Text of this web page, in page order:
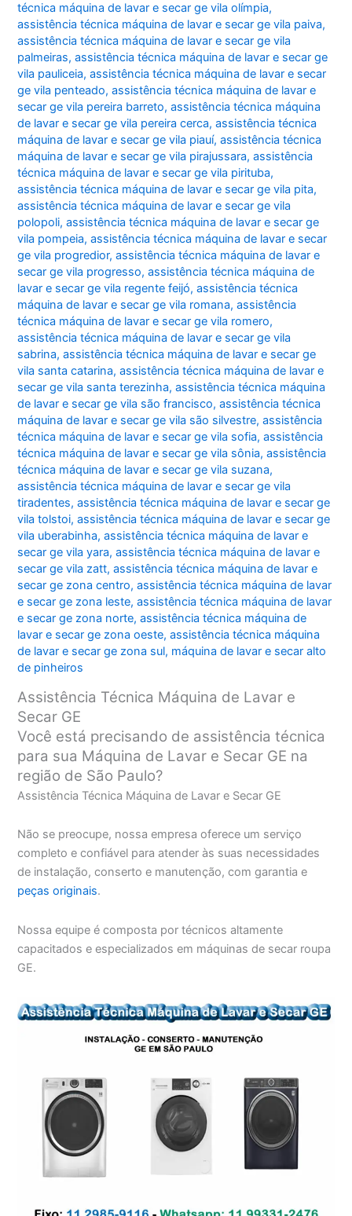
técnica máquina de lavar e secar ge vila olímpia,
assistência técnica máquina de lavar e secar ge vila paiva,
assistência técnica máquina de lavar e secar ge vila
palmeiras,assistência técnica máquina de lavar e secar ge
vila pauliceia,assistência técnica máquina de lavar e secar
ge vila penteado,assistência técnica máquina de lavar e
secar ge vila pereira barreto,assistência técnica máquina
de lavar e secar ge vila pereira cerca,assistência técnica
máquina de lavar e secar ge vila piauí,assistência técnica
máquina de lavar e secar ge vila pirajussara,assistência
técnica máquina de lavar e secar ge vila pirituba,
assistência técnica máquina de lavar e secar ge vila pita,
assistência técnica máquina de lavar e secar ge vila
polopoli,assistência técnica máquina de lavar e secar ge
vila pompeia,assistência técnica máquina de lavar e secar
ge vila progredior,assistência técnica máquina de lavar e
secar ge vila progresso,assistência técnica máquina de
lavar e secar ge vila regente feijó,assistência técnica
máquina de lavar e secar ge vila romana,assistência
técnica máquina de lavar e secar ge vila romero,
assistência técnica máquina de lavar e secar ge vila
sabrina,assistência técnica máquina de lavar e secar ge
vila santa catarina,assistência técnica máquina de lavar e
secar ge vila santa terezinha,assistência técnica máquina
de lavar e secar ge vila são francisco,assistência técnica
máquina de lavar e secar ge vila são silvestre,assistência
técnica máquina de lavar e secar ge vila sofia,assistência
técnica máquina de lavar e secar ge vila sônia,assistência
técnica máquina de lavar e secar ge vila suzana,
assistência técnica máquina de lavar e secar ge vila
tiradentes,assistência técnica máquina de lavar e secar ge
vila tolstoi,assistência técnica máquina de lavar e secar ge
vila uberabinha,assistência técnica máquina de lavar e
secar ge vila yara,assistência técnica máquina de lavar e
secar ge vila zatt,assistência técnica máquina de lavar e
secar ge zona centro,assistência técnica máquina de lavar
e secar ge zona leste,assistência técnica máquina de lavar
e secar ge zona norte,assistência técnica máquina de
lavar e secar ge zona oeste,assistência técnica máquina
de lavar e secar ge zona sul, máquina de lavar e secar alto
de pinheiros
Assistência Técnica Máquina de Lavar e
Secar GE
Você está precisando de assistência técnica
para sua Máquina de Lavar e Secar GE na
região de São Paulo?
Assistência Técnica Máquina de Lavar e Secar GE
Não se preocupe, nossa empresa oferece um serviço
completo e confiável para atender às suas necessidades
de instalação, conserto e manutenção, com garantia e
peças originais.
Nossa equipe é composta por técnicos altamente
capacitados e especializados em máquinas de secar roupa
GE.